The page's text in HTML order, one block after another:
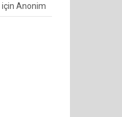
için Anonim